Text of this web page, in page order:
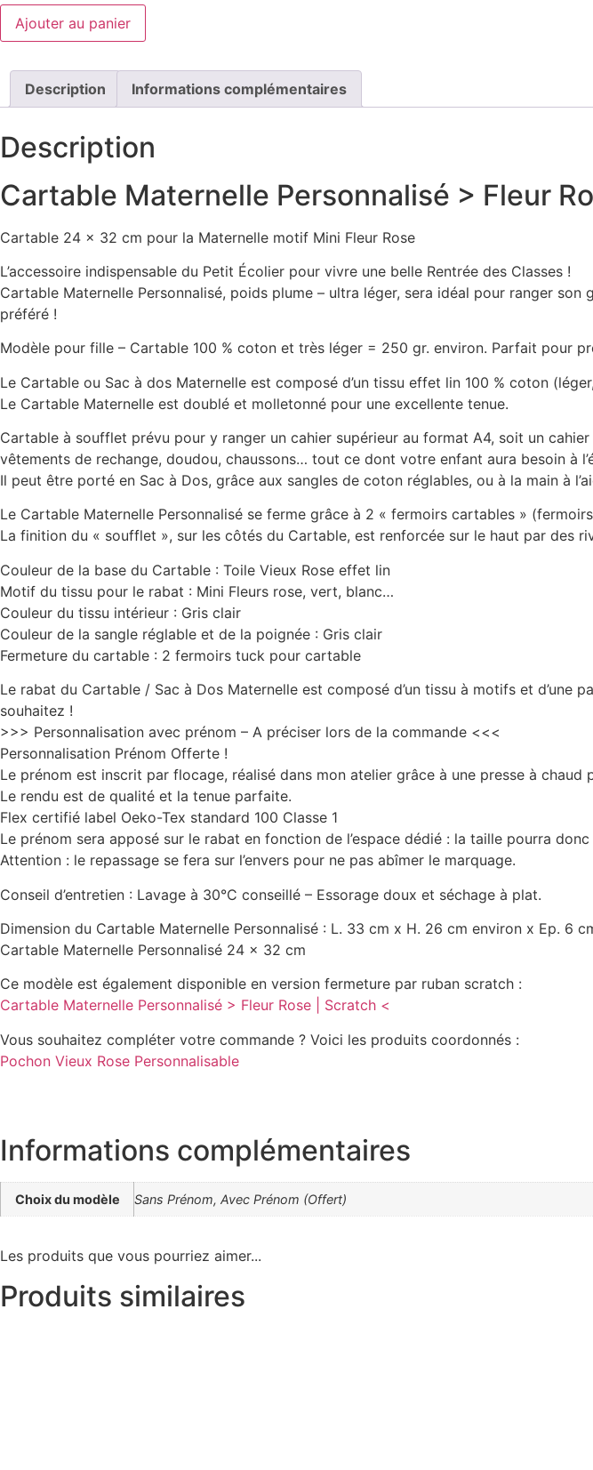
quantité
de
Cartable
Personnalisé
Fleur
Rose
Fermoir
Ajouter au panier
Description Informations complémentaires
Description
Cartable Maternelle Personnalisé > Fleur
Cartable 24 x 32 cm pour la Maternelle motif Mini Fleur Rose
L’accessoire indispensable du Petit Écolier pour vivre une belle Rentrée des Classes !
Cartable Maternelle Personnalisé, poids plume – ultra léger, sera idéal pour ranger
préféré !
Modèle pour fille – Cartable 100 % coton et très léger = 250 gr. environ. Parfait pour
Le Cartable ou Sac à dos Maternelle est composé d’un tissu effet lin 100 % coton
Le Cartable Maternelle est doublé et molletonné pour une excellente tenue.
Cartable à soufflet prévu pour y ranger un cahier supérieur au format A4, soit un
vêtements de rechange, doudou, chaussons… tout ce dont votre enfant aura besoin à
Il peut être porté en Sac à Dos, grâce aux sangles de coton réglables, ou à la main à
Le Cartable Maternelle Personnalisé se ferme grâce à 2 « fermoirs cartables »
La finition du « soufflet », sur les côtés du Cartable, est renforcée sur le haut par des
Couleur de la base du Cartable : Toile Vieux Rose effet lin
Motif du tissu pour le rabat : Mini Fleurs rose, vert, blanc…
Couleur du tissu intérieur : Gris clair
Couleur de la sangle réglable et de la poignée : Gris clair
Fermeture du cartable : 2 fermoirs tuck pour cartable
Le rabat du Cartable / Sac à Dos Maternelle est composé d’un tissu à motifs et d’une
souhaitez !
>>> Personnalisation avec prénom – A préciser lors de la commande <<<
Personnalisation Prénom Offerte !
Le prénom est inscrit par flocage, réalisé dans mon atelier grâce à une presse à chaud
Le rendu est de qualité et la tenue parfaite.
Flex certifié label Oeko-Tex standard 100 Classe 1
Le prénom sera apposé sur le rabat en fonction de l’espace dédié : la taille pourra
Attention : le repassage se fera sur l’envers pour ne pas abîmer le marquage.
Conseil d’entretien : Lavage à 30°C conseillé – Essorage doux et séchage à plat.
Dimension du Cartable Maternelle Personnalisé : L. 33 cm x H. 26 cm environ x Ep. 6
Cartable Maternelle Personnalisé 24 x 32 cm
Ce modèle est également disponible en version fermeture par ruban scratch :
Cartable Maternelle Personnalisé > Fleur Rose | Scratch <
Vous souhaitez compléter votre commande ? Voici les produits coordonnés :
Pochon Vieux Rose Personnalisable
Informations complémentaires
Choix du modèle Sans Prénom, Avec Prénom (Offert)
Les produits que vous pourriez aimer...
Produits similaires